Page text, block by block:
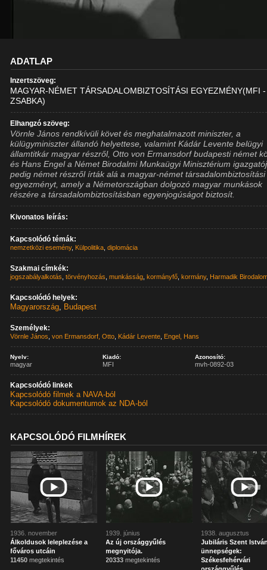
ADATLAP
Inzertszöveg:
MAGYAR-NÉMET TÁRSADALOMBIZTOSÍTÁSI EGYEZMÉNY(MFI -
ZSABKA)
Elhangzó szöveg:
Vörnle János rendkívüli követ és meghatalmazott miniszter, a
külügyminiszter állandó helyettese, valamint Kádár Levente belügyi
államtitkár magyar részről, Otto von Ermansdorf budapesti német
és Hans Engel a Német Birodalmi Munkaügyi Minisztérium
pedig német részről írták alá a magyar-német társadalombiztosítási
egyezményt, amely a Németországban dolgozó magyar munkások
részére a társadalombiztosításban egyenjogúságot biztosít.
Kivonatos leírás:
Kapcsolódó témák:
nemzetközi esemény, Külpolitika ,diplomácia
Szakmai címkék:
jogszabályalkotás ,törvényhozás ,munkásság ,kormányfő ,kormány, Harmadik
Kapcsolódó helyek:
Magyarország, Budapest
Személyek:
Vörnle János ,von Ermansdorf, Otto Kádár Levente Engel, Hans
Nyelv:
magyar
Kiadó:
MFI
Azonosító:
mvh-0892-03
Kapcsolódó linkek
Kapcsolódó filmek a NAVA-ból
Kapcsolódó dokumentumok az NDA-ból
KAPCSOLÓDÓ FILMHÍREK
1936. november
Álkoldusok leleplezése a
főváros utcáin
11450 megtekintés
1939. június
Az új országgyűlés
megnyitója.
20333 megtekintés
1938. augusztus
Jubiláris Szent
ünnepségek:
Székesfehérvári